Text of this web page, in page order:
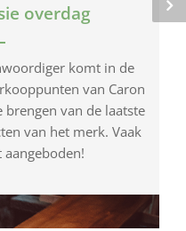
overdag
komt in de
van Caron
van de laatste
van het merk. Vaak